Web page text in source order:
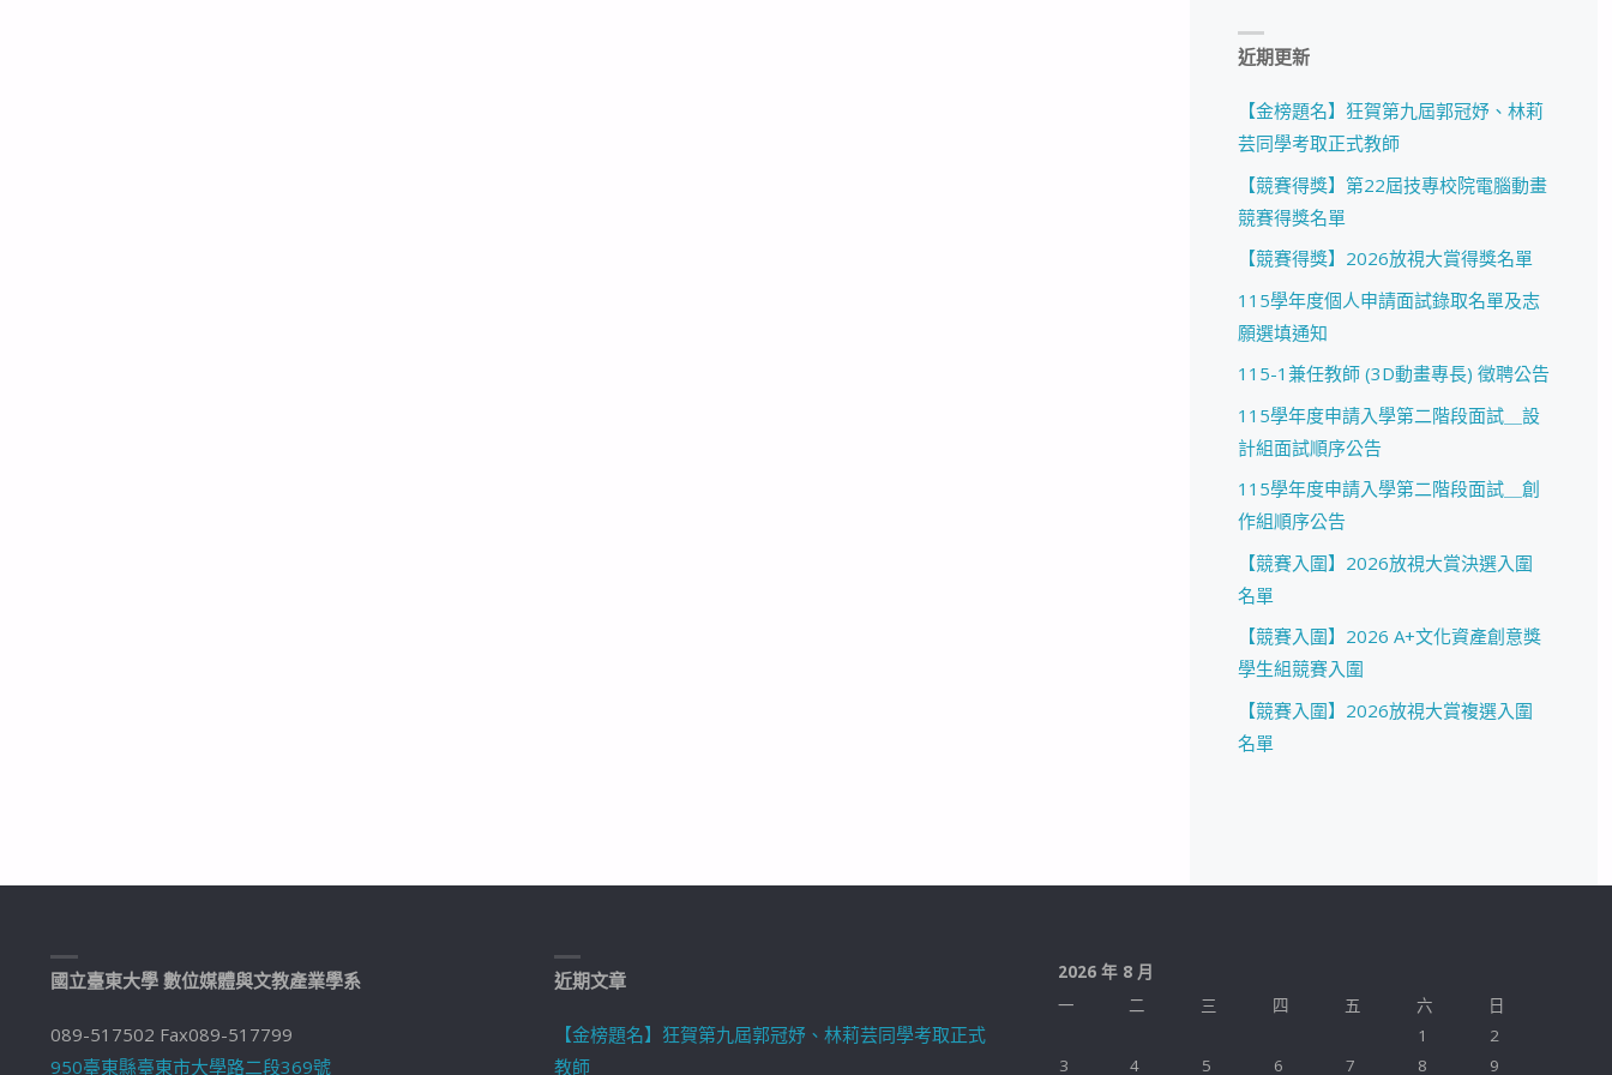
近期更新
【金榜題名】狂賀第九屆郭冠妤、林莉
芸同學考取正式教師
【競賽得獎】第22屆技專校院電腦動畫
競賽得獎名單
【競賽得獎】2026放視大賞得獎名單
115學年度個人申請面試錄取名單及志
願選填通知
115-1兼任教師 (3D動畫專長) 徵聘公告
115學年度申請入學第二階段面試＿設
計組面試順序公告
115學年度申請入學第二階段面試＿創
作組順序公告
【競賽入圍】2026放視大賞決選入圍
名單
【競賽入圍】2026 A+文化資產創意獎
學生組競賽入圍
【競賽入圍】2026放視大賞複選入圍
名單
國立臺東大學 數位媒體與文教產業學系
089-517502 Fax089-517799
950臺東縣臺東市大學路二段369號
近期文章
【金榜題名】狂賀第九屆郭冠妤、林莉芸同學考取正式
教師
2026 年 8 月
一
二 三 四 五 六
日
1
2
3
4 5 6 7 8 9